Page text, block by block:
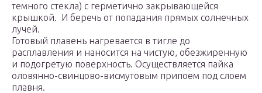
темного стекла) с герметично закрывающейся
крышкой. И беречь от попадания прямых солнечных
лучей.
Готовый плавень нагревается в тигле до
расплавления и наносится на чистую, обезжиренную
и подогретую поверхность. Осуществляется пайка
оловянно-свинцово-висмутовым припоем под слоем
плавня.